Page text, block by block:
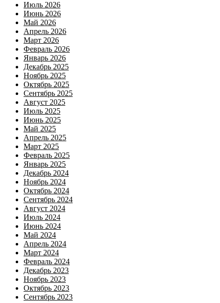
Июль 2026
Июнь 2026
Май 2026
Апрель 2026
Март 2026
Февраль 2026
Январь 2026
Декабрь 2025
Ноябрь 2025
Октябрь 2025
Сентябрь 2025
Август 2025
Июль 2025
Июнь 2025
Май 2025
Апрель 2025
Март 2025
Февраль 2025
Январь 2025
Декабрь 2024
Ноябрь 2024
Октябрь 2024
Сентябрь 2024
Август 2024
Июль 2024
Июнь 2024
Май 2024
Апрель 2024
Март 2024
Февраль 2024
Декабрь 2023
Ноябрь 2023
Октябрь 2023
Сентябрь 2023